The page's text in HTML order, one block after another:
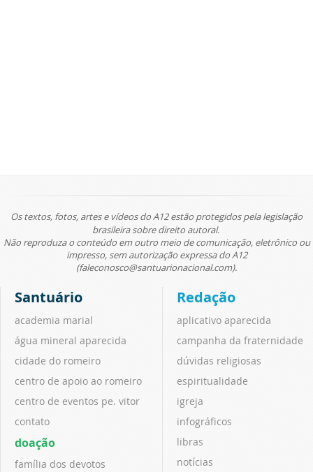
Os textos, fotos, artes e vídeos do A12 estão protegidos pela legislação
brasileira sobre direito autoral.
Não reproduza o conteúdo em outro meio de comunicação, eletrônico ou
impresso, sem autorização expressa do A12
(faleconosco@santuarionacional.com).
Santuário
academia marial
água mineral aparecida
cidade do romeiro
centro de apoio ao romeiro
centro de eventos pe. vitor
contato
doação
família dos devotos
Redação
aplicativo aparecida
campanha da fraternidade
dúvidas religiosas
espiritualidade
igreja
infográficos
libras
notícias